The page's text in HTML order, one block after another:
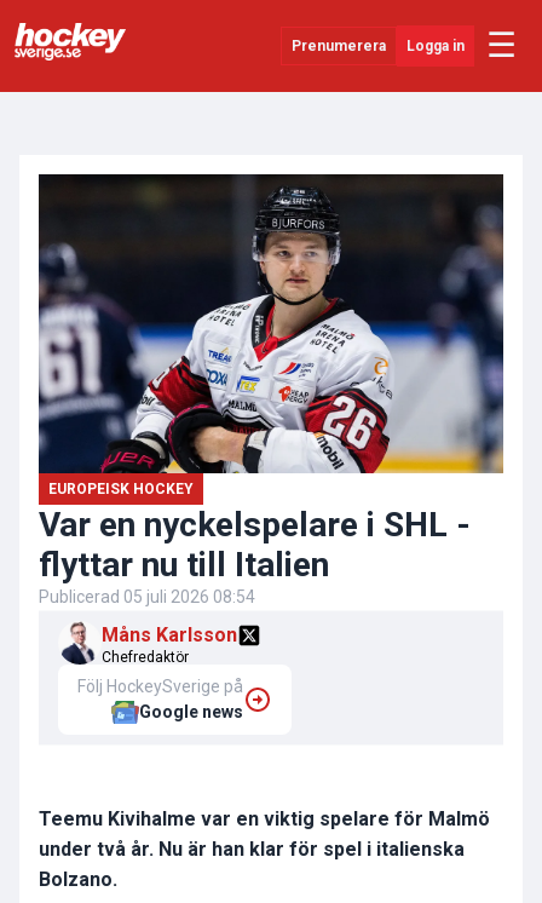
Prenumerera Logga in ☰
Evenemang
Övrigt
EUROPEISK HOCKEY
Var en nyckelspelare i SHL -
flyttar nu till Italien
Publicerad 05 juli 2026 08:54
Måns Karlsson
Chefredaktör
Följ HockeySverige på
Google news
Teemu Kivihalme var en viktig spelare för Malmö
under två år. Nu är han klar för spel i italienska
Bolzano.